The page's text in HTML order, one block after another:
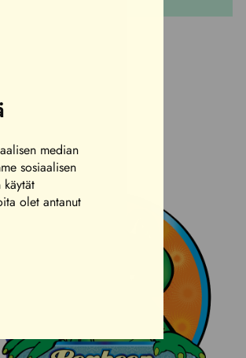
median
sosiaalisen
olet antanut